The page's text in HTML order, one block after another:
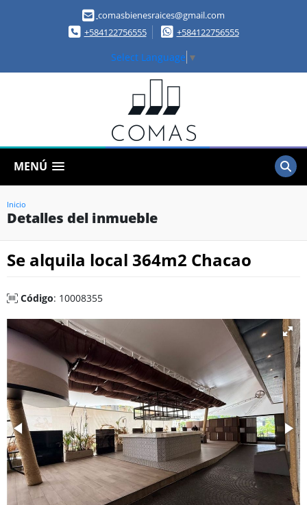
comasbienesraices@gmail.com
+584122756555
+584122756555
Select Language ▼
MENÚ
Inicio
Detalles del inmueble
Se alquila local 364m2 Chacao
Código: 10008355